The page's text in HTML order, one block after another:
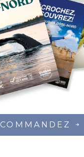
COMMANDEZ